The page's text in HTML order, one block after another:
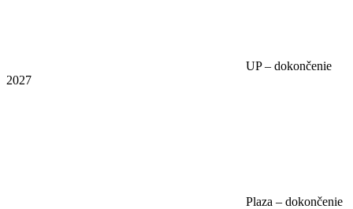
UP – dokončenie
2027
Plaza – dokončenie